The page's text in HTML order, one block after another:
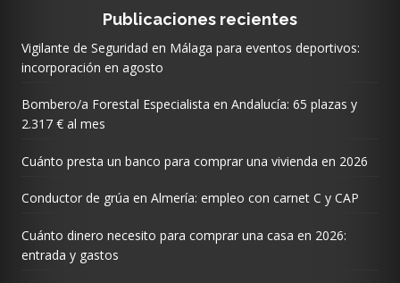
Publicaciones recientes
Vigilante de Seguridad en Málaga para eventos deportivos:
incorporación en agosto
Bombero/a Forestal Especialista en Andalucía: 65 plazas y
2.317 € al mes
Cuánto presta un banco para comprar una vivienda en 2026
Conductor de grúa en Almería: empleo con carnet C y CAP
Cuánto dinero necesito para comprar una casa en 2026:
entrada y gastos